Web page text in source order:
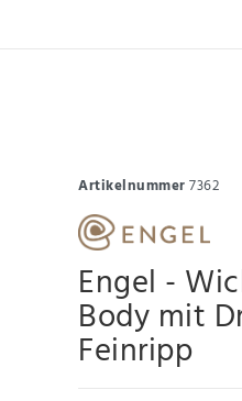
Artikelnummer7362
Engel -
Body mit
Feinripp